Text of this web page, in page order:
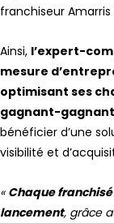
franchiseur
Ainsi, l’expert-
mesure
optimisant ses
gagnant-gagnant
bénéficier d’une
visibilité et
«Chaque
lancement, grâce